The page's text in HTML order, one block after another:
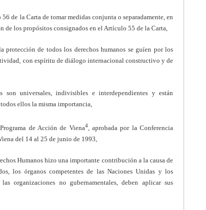
de la Carta de tomar medidas conjunta o separadamente, en
los propósitos consignados en el Artículo 55 de la Carta,
protección de todos los derechos humanos se guíen por los
con espíritu de diálogo internacional constructivo y de
son universales, indivisibles e interdependientes y están
ellos la misma importancia,
de Acción de Viena4, aprobada por la Conferencia
del 14 al 25 de junio de 1993,
Humanos hizo una importante contribución a la causa de
los órganos competentes de las Naciones Unidas y los
organizaciones no gubernamentales, deben aplicar sus